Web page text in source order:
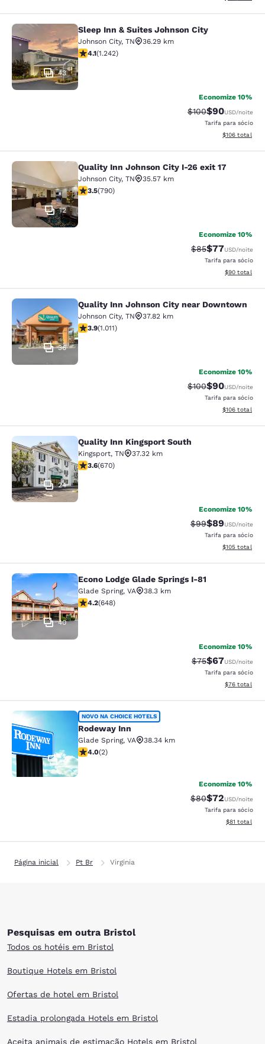
Sleep Inn & Suites Johnson City
43
Sleep Inn & Suites Johnson City
Johnson City, TN
36.29 km
classificação 4.08 estrelas. Muito bom. 1242
4.1(1.242)
Economize 10%
Tarifa anterior
$100Tarifa com
$90USD/noite
Tarifa para sócio
Exibir
$106 total
Quality Inn Johnson City I-26 exit 17
12
Quality Inn Johnson City I-26 exit 17
Johnson City, TN
35.57 km
classificação 3.53 estrelas. Bom. 790 avaliações
3.5(790)
Economize 10%
Tarifa anterior
$85Tarifa com
$77USD/noite
Tarifa para sócio
Exibir
$90 total
Quality Inn Johnson City near
36
Quality Inn Johnson City near Downtown
Johnson City, TN
37.82 km
classificação 3.94 estrelas. Bom. 1011 avaliações
3.9(1.011)
Economize 10%
Tarifa anterior
$100Tarifa com
$90USD/noite
Tarifa para sócio
Exibir
$106 total
Quality Inn Kingsport South
24
Quality Inn Kingsport South
Kingsport, TN
37.32 km
classificação 3.63 estrelas. Bom. 670 avaliações
3.6(670)
Economize 10%
Tarifa anterior
$99Tarifa com
$89USD/noite
Tarifa para sócio
Exibir
$105 total
Econo Lodge Glade Springs I-81
40
Econo Lodge Glade Springs I-81
Glade Spring, VA
38.3 km
classificação 4.18 estrelas. Muito bom. 648 avaliações
4.2(648)
Economize 10%
Tarifa anterior
$75Tarifa com
$67USD/noite
Tarifa para sócio
Exibir
$76 total
Rodeway Inn
2
NOVO NA CHOICE HOTELS
Rodeway Inn
Glade Spring, VA
38.34 km
classificação 4 estrelas. Muito bom. 2 avaliações
4.0(2)
Economize 10%
Tarifa anterior
$80Tarifa com
$72USD/noite
Tarifa para sócio
Exibir
$81 total
Página inicial Pt Br Virginia
Pesquisas em outra Bristol
Todos os hotéis em Bristol
Boutique Hotels em Bristol
Ofertas de hotel em Bristol
Estadia prolongada Hotels em Bristol
Aceita animais de estimação Hotels em Bristol